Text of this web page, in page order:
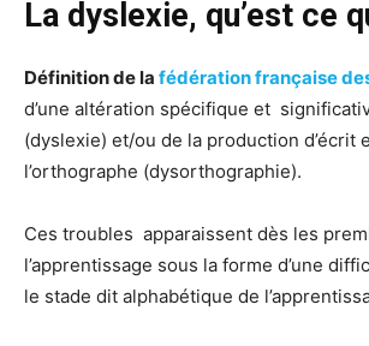
La dyslexie, qu’est ce
Définition de la fédération française
d’une altération spécifique et
(dyslexie) et/ou de la production d’écrit
l’orthographe (dysorthographie).
Ces troubles apparaissent dès les
l’apprentissage sous la forme d’une
le stade dit alphabétique de